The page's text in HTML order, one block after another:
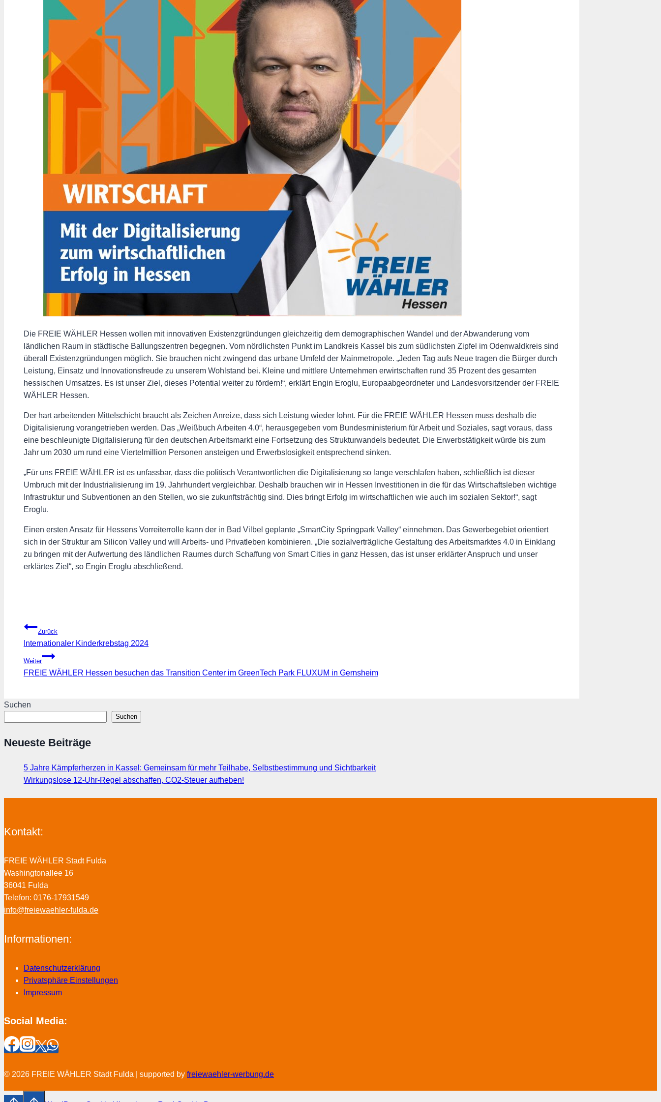
Die FREIE WÄHLER Hessen wollen mit innovativen Existenzgründungen gleichzeitig dem demographischen Wandel und der Abwanderung vom
ländlichen Raum in städtische Ballungszentren begegnen. Vom nördlichsten Punkt im Landkreis Kassel bis zum südlichsten Zipfel im Odenwaldkreis sind
überall Existenzgründungen möglich. Sie brauchen nicht zwingend das urbane Umfeld der Mainmetropole. „Jeden Tag aufs Neue tragen die Bürger durch
Leistung, Einsatz und Innovationsfreude zu unserem Wohlstand bei. Kleine und mittlere Unternehmen erwirtschaften rund 35 Prozent des gesamten
hessischen Umsatzes. Es ist unser Ziel, dieses Potential weiter zu fördern!“, erklärt Engin Eroglu, Europaabgeordneter und Landesvorsitzender der FREIE
WÄHLER Hessen.
Der hart arbeitenden Mittelschicht braucht als Zeichen Anreize, dass sich Leistung wieder lohnt. Für die FREIE WÄHLER Hessen muss deshalb die
Digitalisierung vorangetrieben werden. Das „Weißbuch Arbeiten 4.0“, herausgegeben vom Bundesministerium für Arbeit und Soziales, sagt voraus, dass
eine beschleunigte Digitalisierung für den deutschen Arbeitsmarkt eine Fortsetzung des Strukturwandels bedeutet. Die Erwerbstätigkeit würde bis zum
Jahr um 2030 um rund eine Viertelmillion Personen ansteigen und Erwerbslosigkeit entsprechend sinken.
„Für uns FREIE WÄHLER ist es unfassbar, dass die politisch Verantwortlichen die Digitalisierung so lange verschlafen haben, schließlich ist dieser
Umbruch mit der Industrialisierung im 19. Jahrhundert vergleichbar. Deshalb brauchen wir in Hessen Investitionen in die für das Wirtschaftsleben wichtige
Infrastruktur und Subventionen an den Stellen, wo sie zukunftsträchtig sind. Dies bringt Erfolg im wirtschaftlichen wie auch im sozialen Sektor!“, sagt
Eroglu.
Einen ersten Ansatz für Hessens Vorreiterrolle kann der in Bad Vilbel geplante „SmartCity Springpark Valley“ einnehmen. Das Gewerbegebiet orientiert
sich in der Struktur am Silicon Valley und will Arbeits- und Privatleben kombinieren. „Die sozialverträgliche Gestaltung des Arbeitsmarktes 4.0 in Einklang
zu bringen mit der Aufwertung des ländlichen Raumes durch Schaffung von Smart Cities in ganz Hessen, das ist unser erklärter Anspruch und unser
erklärtes Ziel“, so Engin Eroglu abschließend.
Beitragsnavigation
Zurück
Internationaler Kinderkrebstag 2024
Weiter
FREIE WÄHLER Hessen besuchen das Transition Center im GreenTech Park FLUXUM in Gernsheim
Suchen
Suchen
Neueste Beiträge
5 Jahre Kämpferherzen in Kassel: Gemeinsam für mehr Teilhabe, Selbstbestimmung und Sichtbarkeit
Wirkungslose 12-Uhr-Regel abschaffen, CO2-Steuer aufheben!
Kontakt:
FREIE WÄHLER Stadt Fulda
Washingtonallee 16
36041 Fulda
Telefon: 0176-17931549
info@freiewaehler-fulda.de
Informationen:
Datenschutzerklärung
Privatsphäre Einstellungen
Impressum
Social Media:
© 2026 FREIE WÄHLER Stadt Fulda | supported by freiewaehler-werbung.de